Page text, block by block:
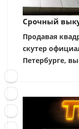
Срочный
Продавая
скутер
Петербурге,